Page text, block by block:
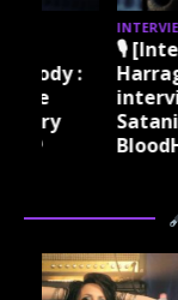
🎙 [Interview]
Harrag
Madama
Grare 20 07
Vinylestimes